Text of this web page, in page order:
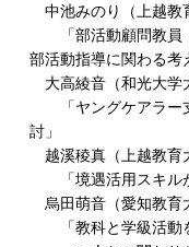
中池みのり（上越教
「部活動顧問教員
部活動指導に関わる考
大高綾音（和光大学
「ヤングケアラー
討」
越溪稜真（上越教育
「境遇活用スキルが
烏田萌音（愛知教育
「教科と学級活動